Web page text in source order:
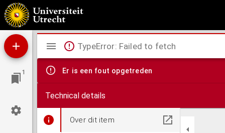
Nieuwe kaart van 't baljuwschap van Kennemerland met de bannen van Westsaanen,
1
Mirador
viewer
TypeError: Failed to fetch
Er is een fout opgetreden
Technical details
Over dit item